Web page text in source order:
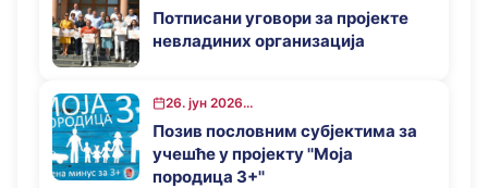
Потписани уговори за пројекте
невладиних организација
26. јун 2026...
Позив пословним субјектима за
учешће у пројекту ''Моја
породица 3+''